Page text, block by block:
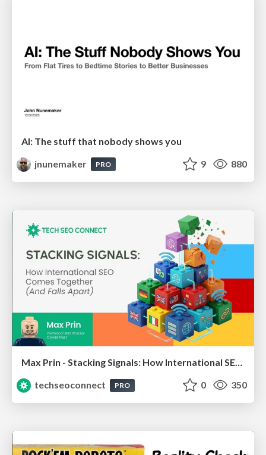
AI: The stuff that nobody shows you
jnunemaker
PRO 9 880
Max Prin - Stacking Signals: How International SEO Comes Together (And Falls Apart)
techseoconnect
PRO 0 350